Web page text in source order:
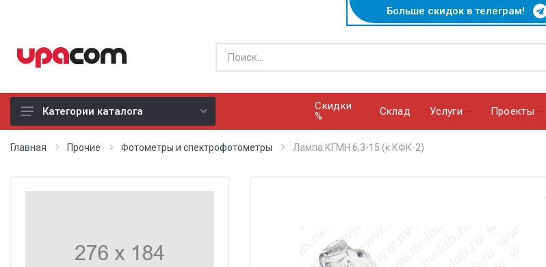
Больше скидок в телеграм!
Б/У оборудование
Неонатология
Категории каталога
Скидки
%
Cклад Услуги Проекты
Главная Прочие Фотометры и спектрофотометры Лампа КГМН 6,3-15 (к КФК-2)